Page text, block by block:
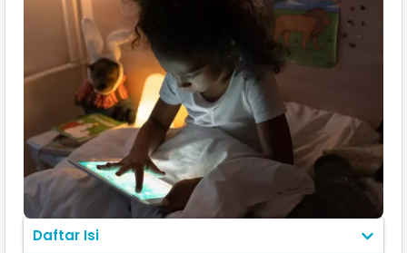
Daftar Isi